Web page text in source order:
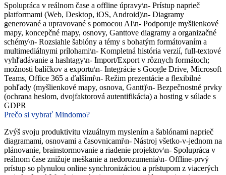
Spolupráca v reálnom čase a offline úpravy\n- Prístup naprieč
platformami (Web, Desktop, iOS, Android)\n- Diagramy
generované a upravované s pomocou AI\n- Podporuje myšlienkové
mapy, koncepčné mapy, osnovy, Ganttove diagramy a organizačné
schémy\n- Rozsiahle šablóny a témy s bohatým formátovaním a
multimediálnymi prílohami\n- Kompletná história verzií, full-textové
vyhľadávanie a hashtagy\n- Import/Export v rôznych formátoch;
možnosti balíčkov a exportu\n- Integrácie s Google Drive, Microsoft
Teams, Office 365 a ďalšími\n- Režim prezentácie a flexibilné
pohľady (myšlienkové mapy, osnova, Gantt)\n- Bezpečnostné prvky
(ochrana heslom, dvojfaktorová autentifikácia) a hosting v súlade s
GDPR
Prečo si vybrať Mindomo?
Zvýš svoju produktivitu vizuálnym myslením a šablónami naprieč
diagramami, osnovami a časovnicami\n- Nástroj všetko-v-jednom na
plánovanie, brainstormovanie a riadenie projektov\n- Spolupráca v
reálnom čase znižuje meškanie a nedorozumenia\n- Offline-prvý
prístup so plynulou online synchronizáciou a prístupom z viacerých